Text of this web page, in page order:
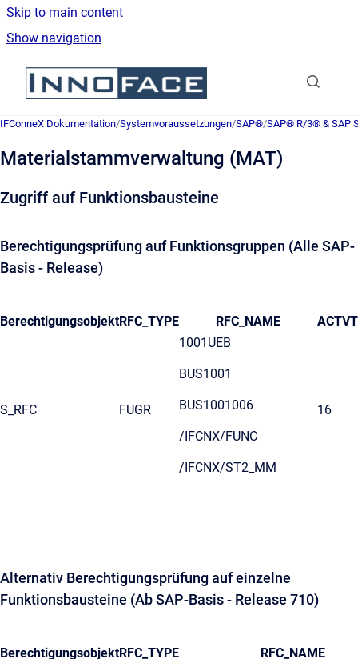
Skip to main content
Show navigation
Go to homepage
IFConneX Dokumentation/Systemvoraussetzungen/SAP®/SAP® R/3® & SAP
Materialstammverwaltung (MAT)
Zugriff auf Funktionsbausteine
Berechtigungsprüfung auf Funktionsgruppen (Alle SAP-
Basis - Release)
BerechtigungsobjektRFC_TYPE RFC_NAME ACTVT
S_RFC FUGR
1001UEB
BUS1001
BUS1001006
/IFCNX/FUNC
/IFCNX/ST2_MM
16
Alternativ Berechtigungsprüfung auf einzelne
Funktionsbausteine (Ab SAP-Basis - Release 710)
BerechtigungsobjektRFC_TYPE RFC_NAME